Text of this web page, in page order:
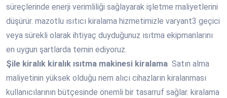
süreçlerinde enerji verimliliği sağlayarak işletme maliyetlerini
düşürür. mazotlu ısıtıcı kiralama hizmetimizle varyant3 geçici
veya sürekli olarak ihtiyaç duyduğunuz ısıtma ekipmanlarını
en uygun şartlarda temin ediyoruz.
Şile kiralık kiralık ısıtma makinesi kiralama Satın alma
maliyetinin yüksek olduğu nem alıcı cihazların kiralanması
kullanıcılarının bütçesinde önemli bir tasarruf sağlar. kiralama